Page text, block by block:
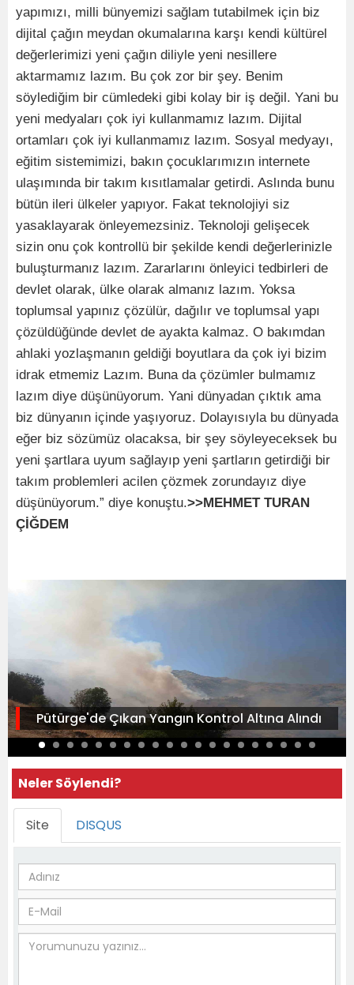
yapımızı, milli bünyemizi sağlam tutabilmek için biz
dijital çağın meydan okumalarına karşı kendi kültürel
değerlerimizi yeni çağın diliyle yeni nesillere
aktarmamız lazım. Bu çok zor bir şey. Benim
söylediğim bir cümledeki gibi kolay bir iş değil. Yani bu
yeni medyaları çok iyi kullanmamız lazım. Dijital
ortamları çok iyi kullanmamız lazım. Sosyal medyayı,
eğitim sistemimizi, bakın çocuklarımızın internete
ulaşımında bir takım kısıtlamalar getirdi. Aslında bunu
bütün ileri ülkeler yapıyor. Fakat teknolojiyi siz
yasaklayarak önleyemezsiniz. Teknoloji gelişecek
sizin onu çok kontrollü bir şekilde kendi değerlerinizle
buluşturmanız lazım. Zararlarını önleyici tedbirleri de
devlet olarak, ülke olarak almanız lazım. Yoksa
toplumsal yapınız çözülür, dağılır ve toplumsal yapı
çözüldüğünde devlet de ayakta kalmaz. O bakımdan
ahlaki yozlaşmanın geldiği boyutlara da çok iyi bizim
idrak etmemiz Lazım. Buna da çözümler bulmamız
lazım diye düşünüyorum. Yani dünyadan çıktık ama
biz dünyanın içinde yaşıyoruz. Dolayısıyla bu dünyada
eğer biz sözümüz olacaksa, bir şey söyleyeceksek bu
yeni şartlara uyum sağlayıp yeni şartların getirdiği bir
takım problemleri acilen çözmek zorundayız diye
düşünüyorum.” diye konuştu.>>MEHMET TURAN
ÇİĞDEM
Pütürge'de Çıkan Yangın Kontrol Altına Alındı
Neler Söylendi?
Site DISQUS